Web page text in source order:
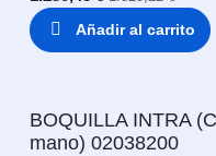
Añadir al carrito
BOQUILLA INTRA
mano) 02038200